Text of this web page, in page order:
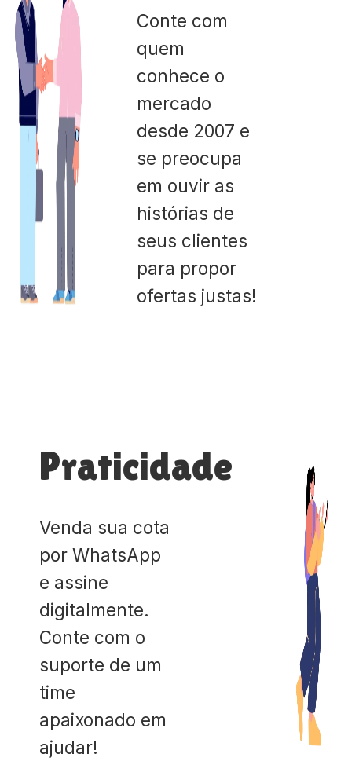
Conte com
quem
conhece o
mercado
desde 2007 e
se preocupa
em ouvir as
histórias de
seus clientes
para propor
ofertas justas!
Praticidade
Venda sua cota
por WhatsApp
e assine
digitalmente.
Conte com o
suporte de um
time
apaixonado em
ajudar!